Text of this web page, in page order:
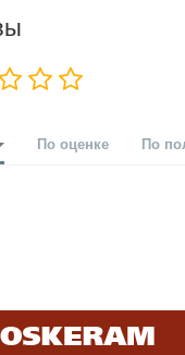
По оценке По